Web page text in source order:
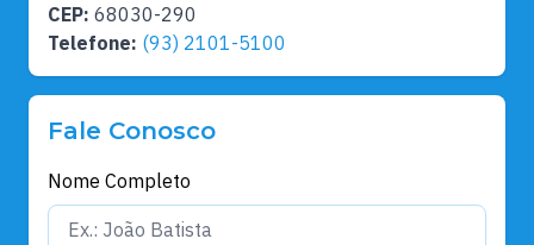
CEP: 68030-290
Telefone: (93) 2101-5100
Fale Conosco
Nome Completo